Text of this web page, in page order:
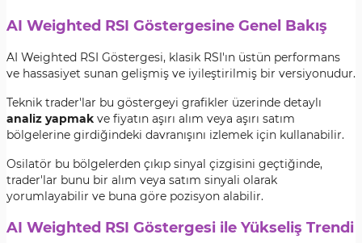
AI Weighted RSI Göstergesine Genel Bakış
AI Weighted RSI Göstergesi, klasik RSI'ın üstün performans
ve hassasiyet sunan gelişmiş ve iyileştirilmiş bir versiyonudur.
Teknik trader'lar bu göstergeyi grafikler üzerinde detaylı
analiz yapmak ve fiyatın aşırı alım veya aşırı satım
bölgelerine girdiğindeki davranışını izlemek için kullanabilir.
Osilatör bu bölgelerden çıkıp sinyal çizgisini geçtiğinde,
trader'lar bunu bir alım veya satım sinyali olarak
yorumlayabilir ve buna göre pozisyon alabilir.
AI Weighted RSI Göstergesi ile Yükseliş Trendi